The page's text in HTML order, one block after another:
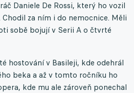
Daniele De Rossi, který ho vozil
za ním i do nemocnice. Měli
sobě bojují v Serii A o čtvrté
hostování v Basileji, kde odehrál
beka a až v tomto ročníku ho
kde mu ale zároveň ponechal